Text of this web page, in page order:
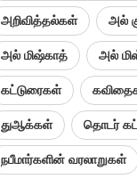
அறிவித்தல்கள் அல்
அல் மிஷ்காத் அல்
கட்டுரைகள்
துஆக்கள் தொடர்
நபீமார்களின் வரலாறுகள்